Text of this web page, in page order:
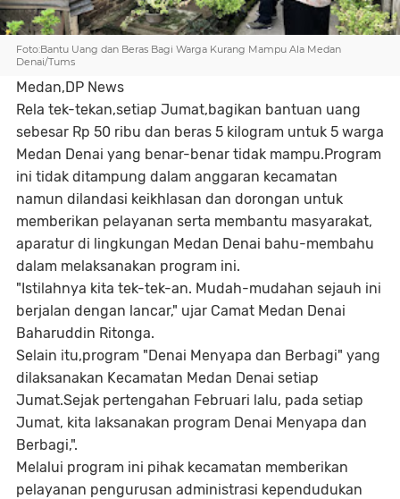
Foto:Bantu Uang dan Beras Bagi Warga Kurang Mampu Ala Medan
Denai/Tums
Medan,DP News
Rela tek-tekan,setiap Jumat,bagikan bantuan uang
sebesar Rp 50 ribu dan beras 5 kilogram untuk 5 warga
Medan Denai yang benar-benar tidak mampu.Program
ini tidak ditampung dalam anggaran kecamatan
namun dilandasi keikhlasan dan dorongan untuk
memberikan pelayanan serta membantu masyarakat,
aparatur di lingkungan Medan Denai bahu-membahu
dalam melaksanakan program ini.
"Istilahnya kita tek-tek-an. Mudah-mudahan sejauh ini
berjalan dengan lancar," ujar Camat Medan Denai
Baharuddin Ritonga.
Selain itu,program "Denai Menyapa dan Berbagi" yang
dilaksanakan Kecamatan Medan Denai setiap
Jumat.Sejak pertengahan Februari lalu, pada setiap
Jumat, kita laksanakan program Denai Menyapa dan
Berbagi,".
Melalui program ini pihak kecamatan memberikan
pelayanan pengurusan administrasi kependudukan